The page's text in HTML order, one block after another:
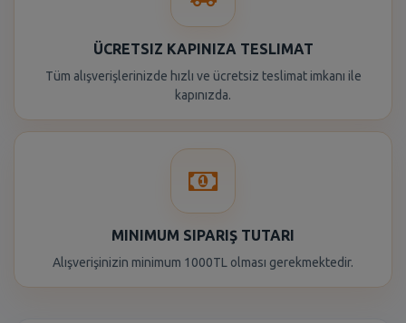
ÜCRETSIZ KAPINIZA TESLIMAT
Tüm alışverişlerinizde hızlı ve ücretsiz teslimat imkanı ile
kapınızda.
MINIMUM SIPARIŞ TUTARI
Alışverişinizin minimum 1000TL olması gerekmektedir.